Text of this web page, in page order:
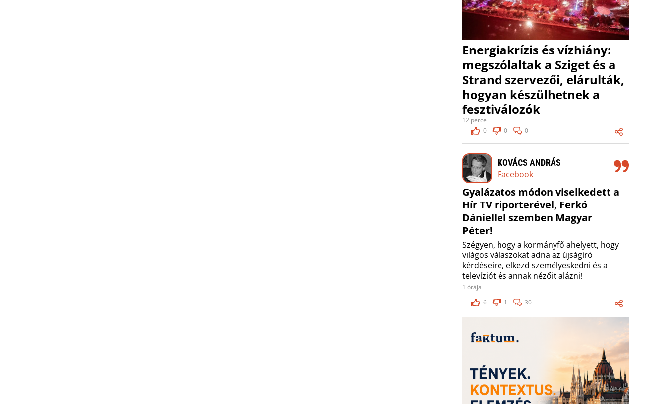
Energiakrízis és vízhiány:
megszólaltak a Sziget és a
Strand szervezői, elárulták,
hogyan készülhetnek a
fesztiválozók
12 perce
0
0 0
KOVÁCS ANDRÁS
Facebook
Gyalázatos módon viselkedett a
Hír TV riporterével, Ferkó
Dániellel szemben Magyar
Péter!
Szégyen, hogy a kormányfő ahelyett, hogy
világos válaszokat adna az újságíró
kérdéseire, elkezd személyeskedni és a
televíziót és annak nézőit alázni!
1 órája
6
1 30